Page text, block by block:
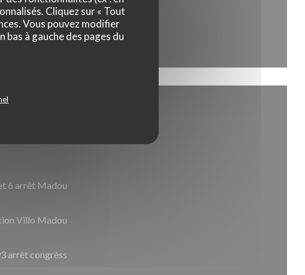
Cliquez sur « Tout
Vous pouvez modifier
à gauche des pages du
6 arrêt Madou
Villo Madou
arrêt congrèss